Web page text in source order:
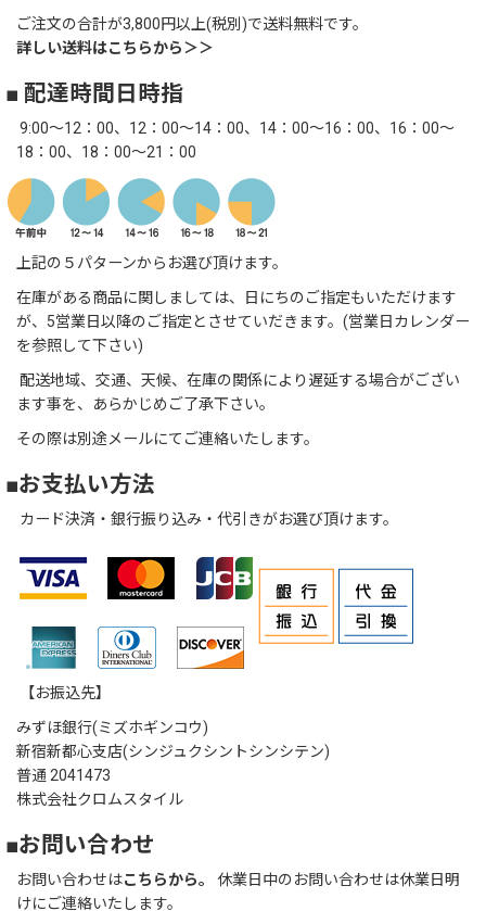
ご注文の合計が3,800円以上(税別)で送料無料です。
詳しい送料はこちらから＞＞
■ 配達時間日時指
9:00～12：00、12：00～14：00、14：00～16：00、16：00～
18：00、18：00～21：00
上記の５パターンからお選び頂けます。
在庫がある商品に関しましては、日にちのご指定もいただけます
が、5営業日以降のご指定とさせていだきます。(営業日カレンダー
を参照して下さい)
配送地域、交通、天候、在庫の関係により遅延する場合がござい
ます事を、あらかじめご了承下さい。
その際は別途メールにてご連絡いたします。
■お支払い方法
カード決済・銀行振り込み・代引きがお選び頂けます。
【お振込先】
みずほ銀行(ミズホギンコウ)
新宿新都心支店(シンジュクシントシンシテン)
普通 2041473
株式会社クロムスタイル
■お問い合わせ
お問い合わせはこちらから。
休業日中のお問い合わせは休業日明
けにご連絡いたします。